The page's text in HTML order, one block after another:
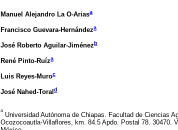
Manuel Alejandro La O-Ariasa
Francisco Guevara-Hernándeza
José Roberto Aguilar-Jiménezb
René Pinto-Ruíza
Luis Reyes-Muroc
José Nahed-Toral d
a
Universidad Autónoma de Chiapas. Facultad de Ciencias
Ocozocoautla-Villaflores, km. 84.5 Apdo. Postal 78. 30470.